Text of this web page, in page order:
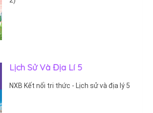
Lịch Sử Và Địa Lí 5
NXB Kết nối tri thức - Lịch sử và địa lý 5